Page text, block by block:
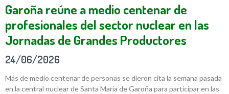
Garoña reúne a medio centenar de
profesionales del sector nuclear en las
Jornadas de Grandes Productores
24/06/2026
Más de medio centenar de personas se dieron cita la semana pasada
en la central nuclear de Santa María de Garoña para participar en las